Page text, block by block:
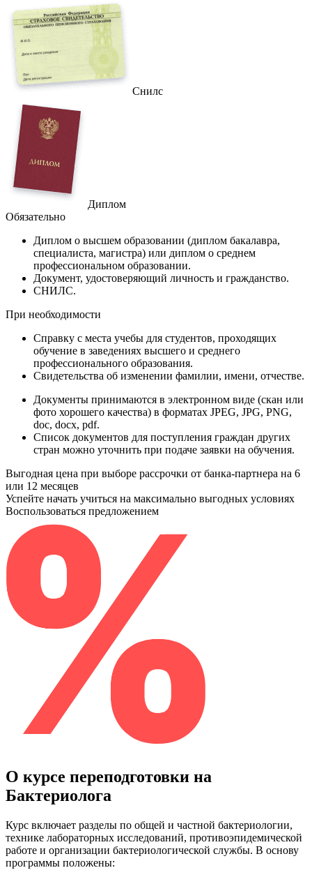
Снилс
Диплом
Обязательно
Диплом о высшем образовании (диплом бакалавра,
специалиста, магистра) или диплом о среднем
профессиональном образовании.
Документ, удостоверяющий личность и гражданство.
СНИЛС.
При необходимости
Справку с места учебы для студентов, проходящих
обучение в заведениях высшего и среднего
профессионального образования.
Свидетельства об изменении фамилии, имени, отчестве.
Документы принимаются в электронном виде (скан или
фото хорошего качества) в форматах JPEG, JPG, PNG,
doc, docx, pdf.
Список документов для поступления граждан других
стран можно уточнить при подаче заявки на обучения.
Выгодная цена при выборе рассрочки от банка-партнера на 6
или 12 месяцев
Успейте начать учиться на максимально выгодных условиях
Воспользоваться предложением
О курсе переподготовки на
Бактериолога
Курс включает разделы по общей и частной бактериологии,
технике лабораторных исследований, противоэпидемической
работе и организации бактериологической службы. В основу
программы положены: